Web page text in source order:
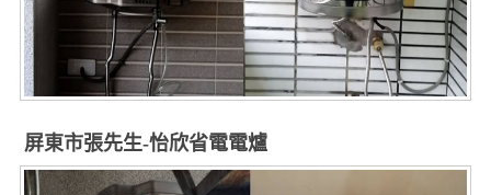
屏東市張先生-怡欣省電電爐